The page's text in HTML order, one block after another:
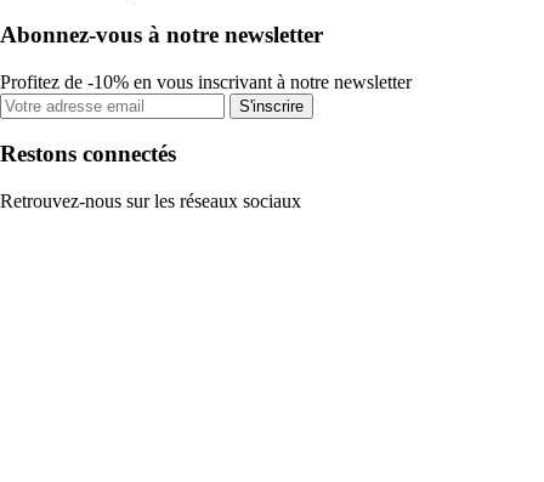
Abonnez-vous à notre newsletter
Profitez de -10% en vous inscrivant à notre newsletter
S'inscrire
Restons connectés
Retrouvez-nous sur les réseaux sociaux